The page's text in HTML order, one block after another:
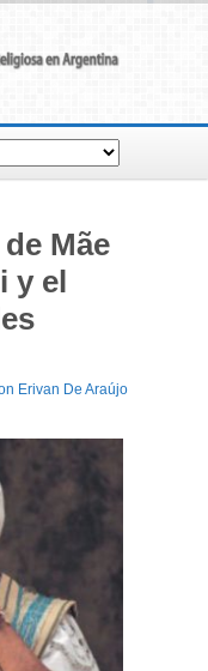
Mãe
y el
Erivan De Araújo